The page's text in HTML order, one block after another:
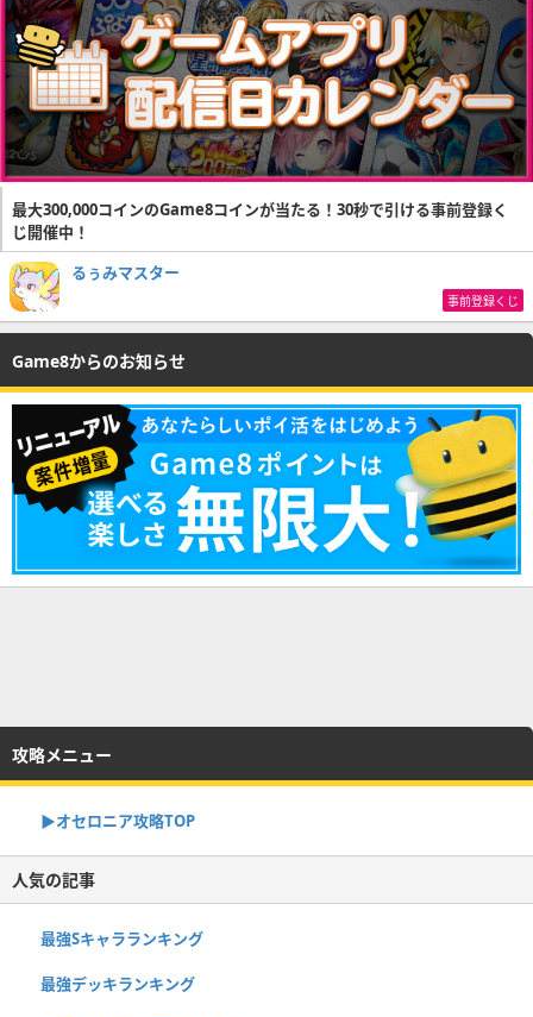
最大300,000コインのGame8コインが当たる！30秒で引ける事前登録く
じ開催中！
るぅみマスター
事前登録くじ
Game8からのお知らせ
攻略メニュー
▶︎オセロニア攻略TOP
人気の記事
最強Sキャラランキング
最強デッキランキング